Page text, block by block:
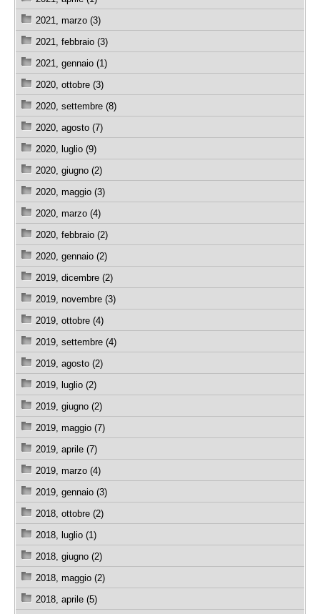
2021, marzo (3)
2021, febbraio (3)
2021, gennaio (1)
2020, ottobre (3)
2020, settembre (8)
2020, agosto (7)
2020, luglio (9)
2020, giugno (2)
2020, maggio (3)
2020, marzo (4)
2020, febbraio (2)
2020, gennaio (2)
2019, dicembre (2)
2019, novembre (3)
2019, ottobre (4)
2019, settembre (4)
2019, agosto (2)
2019, luglio (2)
2019, giugno (2)
2019, maggio (7)
2019, aprile (7)
2019, marzo (4)
2019, gennaio (3)
2018, ottobre (2)
2018, luglio (1)
2018, giugno (2)
2018, maggio (2)
2018, aprile (5)